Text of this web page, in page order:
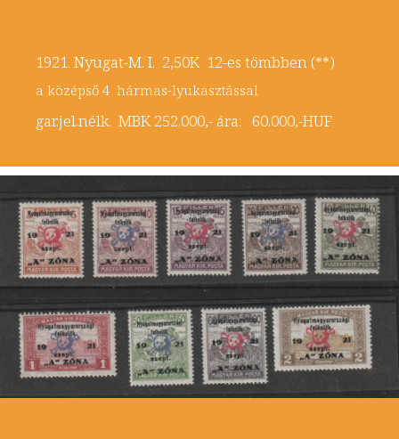
1921. Nyugat-M. I. 2,50K 12-es tömbben (**)
a középső 4 hármas-lyukasztással
gar.jel.nélk. MBK 252.000,- ára: 60.000,-HUF